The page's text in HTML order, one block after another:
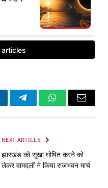
TelegramWhatsApp
Email
NEXT ARTICLE
झारखंड को सूखा घोषित करने को
लेकर वामदलों ने किया राजभवन मार्च